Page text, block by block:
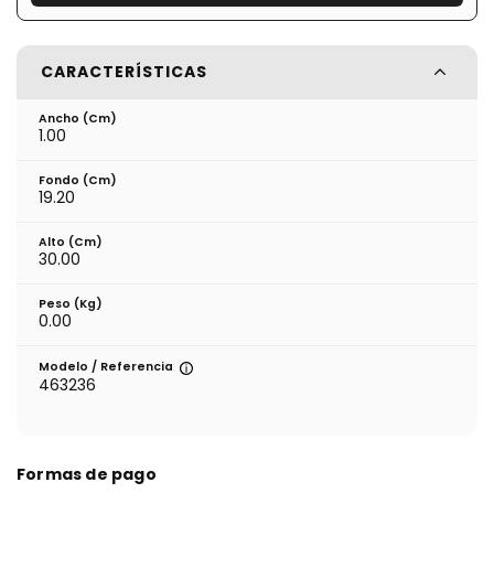
CARACTERÍSTICAS
Ancho (cm)
1.00
Fondo (cm)
19.20
Alto (cm)
30.00
Peso (kg)
0.00
Modelo / Referencia
463236
Formas de pago